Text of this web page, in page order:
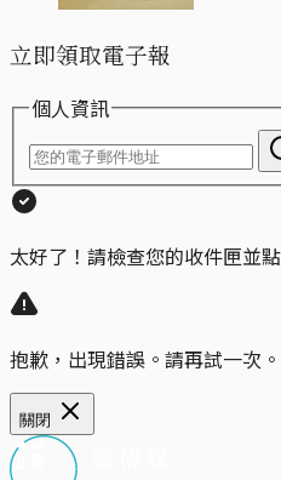
立即領取電子報
個人資訊
太好了！請檢查您的收件匣並
抱歉，出現錯誤。請再試一次。
關閉